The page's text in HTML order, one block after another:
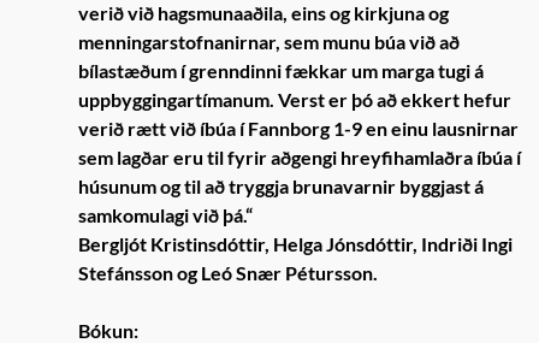
verið við hagsmunaaðila, eins og kirkjuna og
menningarstofnanirnar, sem munu búa við að
bílastæðum í grenndinni fækkar um marga tugi á
uppbyggingartímanum. Verst er þó að ekkert hefur
verið rætt við íbúa í Fannborg 1-9 en einu lausnirnar
sem lagðar eru til fyrir aðgengi hreyfihamlaðra íbúa í
húsunum og til að tryggja brunavarnir byggjast á
samkomulagi við þá.“
Bergljót Kristinsdóttir, Helga Jónsdóttir, Indriði Ingi
Stefánsson og Leó Snær Pétursson.
Bókun: